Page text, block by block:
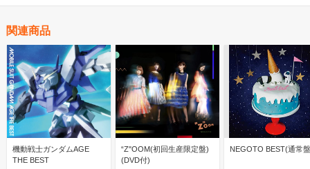
関連商品
機動戦士ガンダムAGE
THE BEST
“Z"OOM(初回生産限定盤)
(DVD付)
NEGOTO BEST(通常